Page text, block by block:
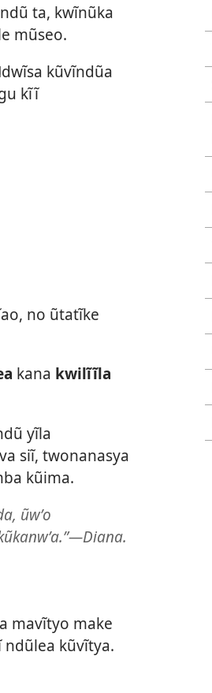
ta, kwĩnũka
mũseo.
kũvĩndũa
kĩĩ
no ũtatĩke
kana kwilĩĩla
yĩla
siĩ, twonanasya
kũima.
ũwʼo
mavĩtyo make
ndũlea kũvĩtya.